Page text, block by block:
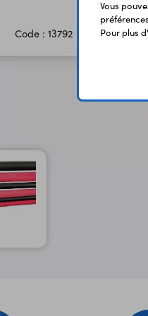
Code : 13792 37,42 €
Vous
Pour plus